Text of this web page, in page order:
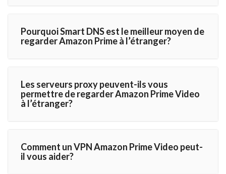
Pourquoi Smart DNS est le meilleur moyen de
regarder Amazon Prime à l’étranger?
Les serveurs proxy peuvent-ils vous
permettre de regarder Amazon Prime Video
à l’étranger?
Comment un VPN Amazon Prime Video peut-
il vous aider?